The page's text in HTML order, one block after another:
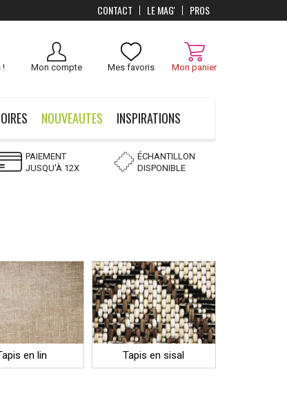
Mon panier
Mes favoris
Mon compte
!
NOUVEAUTES INSPIRATIONS
PAIEMENT
JUSQU'À 12X
ÉCHANTILLON
DISPONIBLE
en lin Tapis en sisal
PROS
LE MAG'
CONTACT